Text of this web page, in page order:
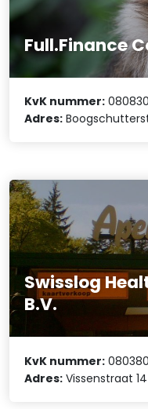
Full.Finance
KvK nummer:
Adres:
Swisslog
B.V.
KvK nummer:
Adres: Vissenstraat 14